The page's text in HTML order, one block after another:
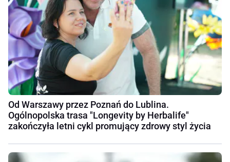
Od Warszawy przez Poznań do Lublina.
Ogólnopolska trasa "Longevity by Herbalife"
zakończyła letni cykl promujący zdrowy styl życia